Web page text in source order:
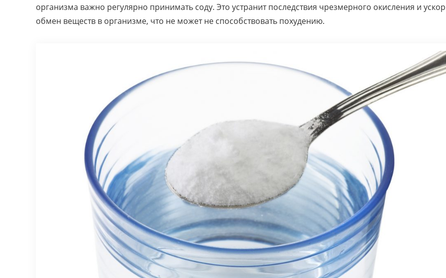
организма важно регулярно принимать соду. Это устранит последствия чрезмерного окисления и
обмен веществ в организме, что не может не способствовать похудению.